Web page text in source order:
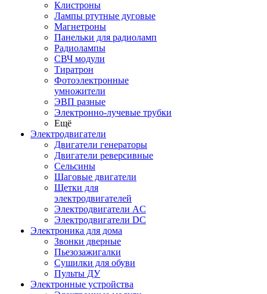
Клистроны
Лампы ртутные дуговые
Магнетроны
Панельки для радиоламп
Радиолампы
СВЧ модули
Тиратрон
Фотоэлектронные
умножители
ЭВП разные
Электронно-лучевые трубки
Ещё
Электродвигатели
Двигатели генераторы
Двигатели реверсивные
Сельсины
Шаговые двигатели
Щетки для
электродвигателей
Электродвигатели AC
Электродвигатели DC
Электроника для дома
Звонки дверные
Пьезозажигалки
Сушилки для обуви
Пульты ДУ
Электронные устройства